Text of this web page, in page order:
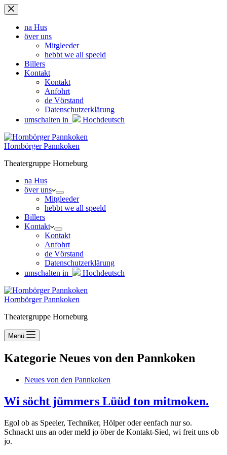
Zum
Inhalt
springenna Hus
över uns
Mitgleeder
hebbt we all speeld
Billers
Kontakt
Kontakt
Anfohrt
de Vörstand
Datenschutzerklärung
umschalten in
Hochdeutsch
Hornbörger Pannkoken
Theatergruppe Horneburg
na Hus
över uns
Mitgleeder
hebbt we all speeld
Billers
Kontakt
Kontakt
Anfohrt
de Vörstand
Datenschutzerklärung
umschalten in
Hochdeutsch
Hornbörger Pannkoken
Theatergruppe Horneburg
Menü
Kategorie Neues von den Pannkoken
Neues von den Pannkoken
Wi söcht jümmers Lüüd ton mitmoken.
Egol ob as Speeler, Techniker, Hölper oder eenfach nur so.
Schnackt uns an oder meld jo öber de Kontakt-Sied, wi freit uns ob
jo.